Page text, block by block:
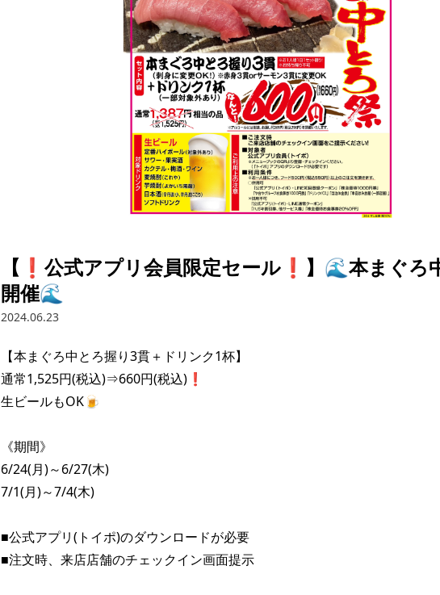
【❗️公式アプリ会員限定セール❗️】🌊本まぐろ
開催🌊
2024.06.23
【本まぐろ中とろ握り3貫＋ドリンク1杯】
通常1,525円(税込)⇒660円(税込)❗️
生ビールもOK🍺
《期間》
6/24(月)～6/27(木)
7/1(月)～7/4(木)
■公式アプリ(トイポ)のダウンロードが必要
■注文時、来店店舗のチェックイン画面提示